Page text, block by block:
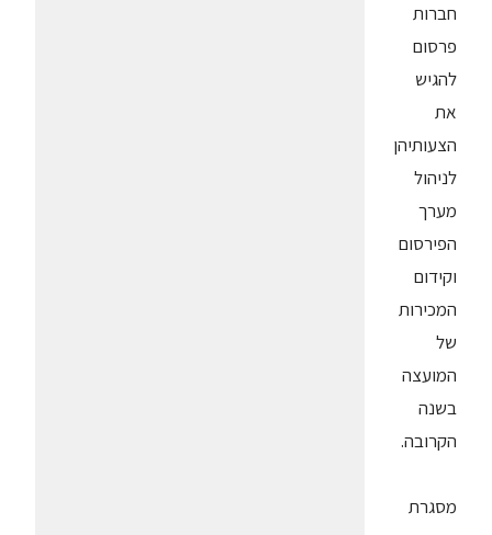
חברות
פרסום
להגיש
את
הצעותיהן
לניהול
מערך
הפירסום
וקידום
המכירות
של
המועצה
בשנה
הקרובה.
מסגרת